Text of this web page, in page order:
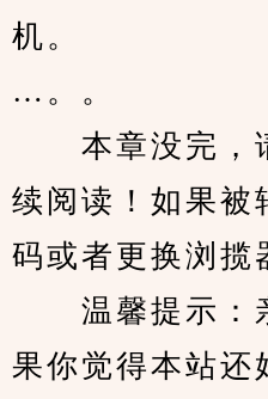
机。
…。。
本章没完，
续阅读！如果被
码或者更换浏揽
温馨提示：
果你觉得本站还